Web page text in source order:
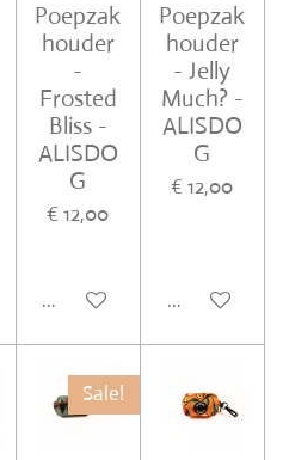
Poepzak
houder
-
Frosted
Bliss -
ALISDO
G
€ 12,00
In winkelwagen
Poepzak
houder
- Jelly
Much? -
ALISDO
G
€ 12,00
In
Sale!